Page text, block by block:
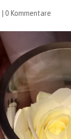
|0 Kommentare